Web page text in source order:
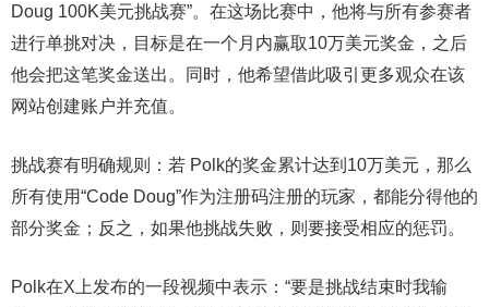
Doug 100K美元挑战赛”。在这场比赛中，他将与所有参赛者
进行单挑对决，目标是在一个月内赢取10万美元奖金，之后
他会把这笔奖金送出。同时，他希望借此吸引更多观众在该
网站创建账户并充值。
挑战赛有明确规则：若 Polk的奖金累计达到10万美元，那么
所有使用“Code Doug”作为注册码注册的玩家，都能分得他的
部分奖金；反之，如果他挑战失败，则要接受相应的惩罚。
Polk在X上发布的一段视频中表示：“要是挑战结束时我输